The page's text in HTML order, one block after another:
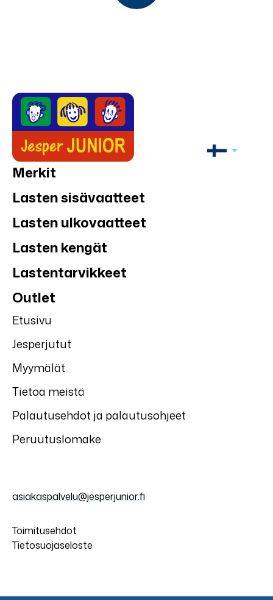
Merkit
Lasten sisävaatteet
Lasten ulkovaatteet
Lasten kengät
Lastentarvikkeet
Outlet
Etusivu
Jesperjutut
Myymälät
Tietoa meistä
Palautusehdot ja palautusohjeet
Peruutuslomake
asiakaspalvelu@jesperjunior.fi
Toimitusehdot
Tietosuojaseloste